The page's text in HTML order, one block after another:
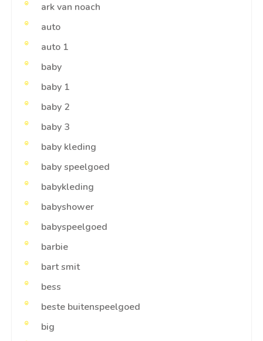
ark van noach
auto
auto 1
baby
baby 1
baby 2
baby 3
baby kleding
baby speelgoed
babykleding
babyshower
babyspeelgoed
barbie
bart smit
bess
beste buitenspeelgoed
big